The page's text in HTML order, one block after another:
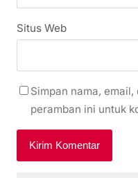
Situs Web
Simpan nama,
peramban ini untuk